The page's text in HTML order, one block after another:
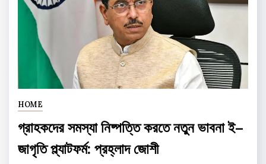
HOME
গ্রাহকদের সমস্যা নিষ্পত্তি করতে নতুন ভাবনা ই–
জাগৃতি প্ল্যাটফর্ম: প্রহ্লাদ জোশী